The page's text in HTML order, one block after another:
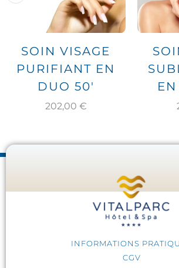
SOIN VISAGE
PURIFIANT EN
DUO 50′
202,00 €
INFORMATIONS
CGV